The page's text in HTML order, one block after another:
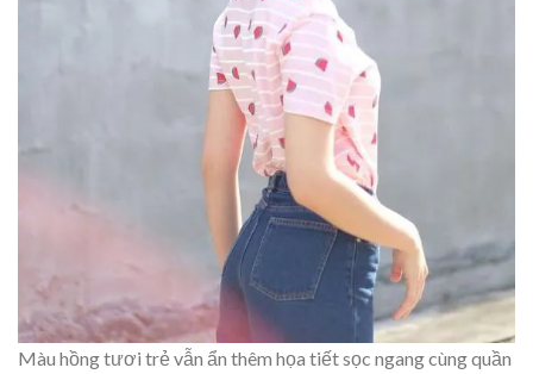
Màu hồng tươi trẻ vẫn ẩn thêm họa tiết sọc ngang cùng quần